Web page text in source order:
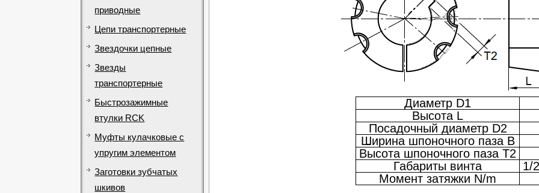
приводные
Цепи транспортерные
Звездочки цепные
Звезды
транспортерные
Быстрозажимные
втулки RCK
Муфты кулачковые с
упругим элементом
Заготовки зубчатых
шкивов
Диаметр D1
Высота L
Посадочный диаметр D2
Ширина шпоночного паза B
Высота шпоночного паза T2
Габариты винта
1/
Момент затяжки N/m